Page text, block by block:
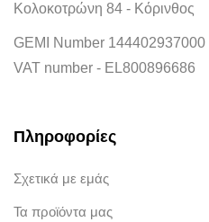
Κολοκοτρώνη 84 - Κόρινθος
GEMI Number 144402937000
VAT number - EL800896686
Πληροφορίες
Σχετικά με εμάς
Τα προϊόντα μας